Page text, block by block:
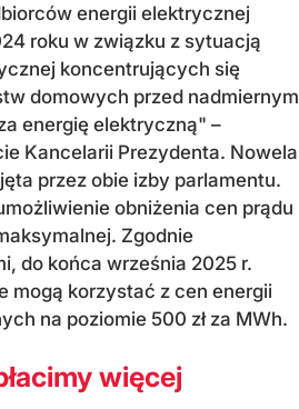
energii elektrycznej
roku w związku z sytuacją
koncentrujących się
domowych przed nadmiernym
energię elektryczną" –
Kancelarii Prezydenta. Nowela
przez obie izby parlamentu.
obniżenia cen prądu
Zgodnie
do końca września 2025 r.
mogą korzystać z cen energii
na poziomie 500 zł za MWh.
więcej